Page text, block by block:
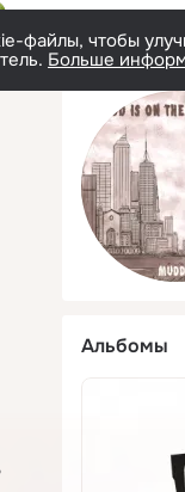
файлы, чтобы
Больше
Альбомы